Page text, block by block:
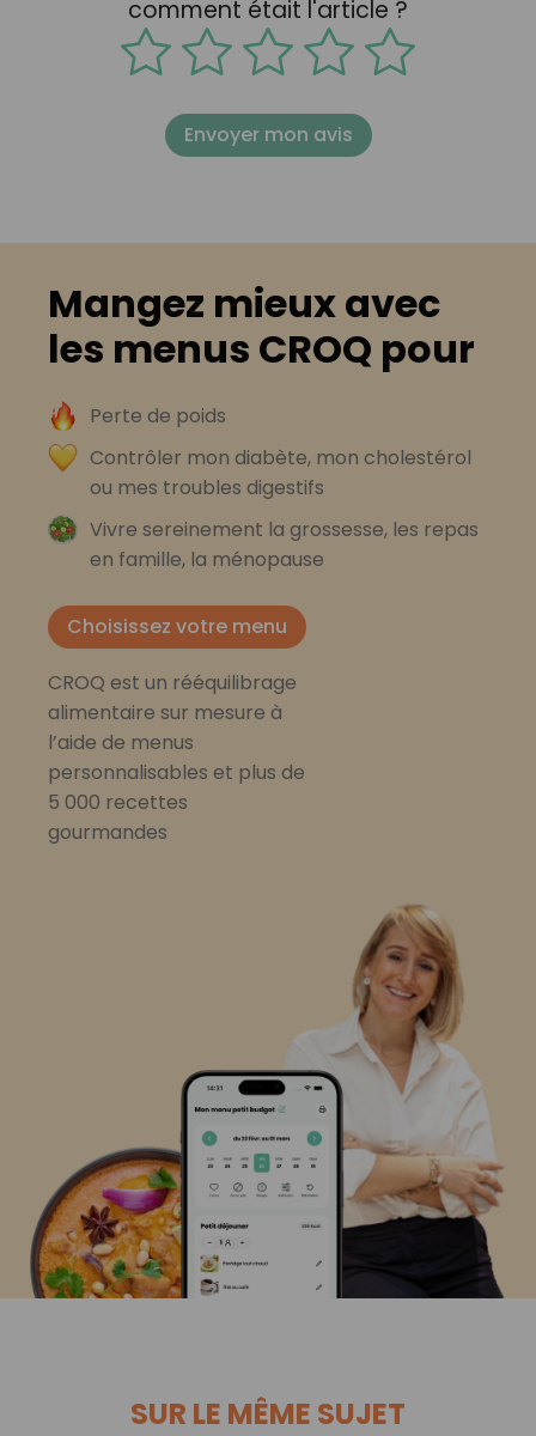
comment était l'article ?
Envoyer mon avis
Mangez mieux avec
les menus CROQ pour
Perte de poids
Contrôler mon diabète, mon cholestérol
ou mes troubles digestifs
Vivre sereinement la grossesse, les repas
en famille, la ménopause
Choisissez votre menu
CROQ est un rééquilibrage
alimentaire sur mesure à
l’aide de menus
personnalisables et plus de
5 000 recettes
gourmandes
SUR LE MÊME SUJET